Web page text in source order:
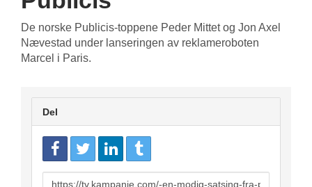
De norske Publicis-toppene Peder Mittet og Jon Axel
Nævestad under lanseringen av reklameroboten
Marcel i Paris.
Del
URL